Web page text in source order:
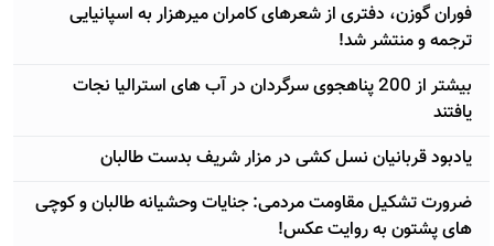
فوران گوزن، دفتری از شعرهای کامران میرهزار به اسپانیایی
ترجمه و منتشر شد!
بیشتر از 200 پناهجوی سرگردان در آب های استرالیا نجات
یافتند
یادبود قربانیان نسل کشی در مزار شریف بدست طالبان
ضرورت تشکیل مقاومت مردمی: جنایات وحشیانه طالبان و کوچی
های پشتون به روایت عکس!